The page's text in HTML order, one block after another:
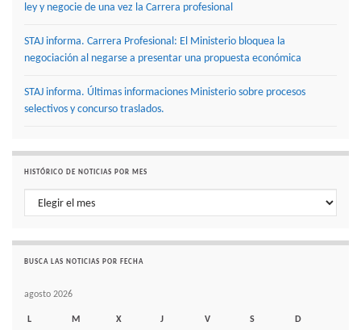
ley y negocie de una vez la Carrera profesional
STAJ informa. Carrera Profesional: El Ministerio bloquea la
negociación al negarse a presentar una propuesta económica
STAJ informa. Últimas informaciones Ministerio sobre procesos
selectivos y concurso traslados.
HISTÓRICO DE NOTICIAS POR MES
Histórico de noticias por mes
BUSCA LAS NOTICIAS POR FECHA
agosto 2026
L M X J V S
D